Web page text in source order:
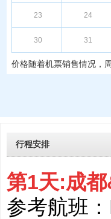
23 24
30 31
价格随着机票销售情况，
行程安排
第1天:成
参考航班